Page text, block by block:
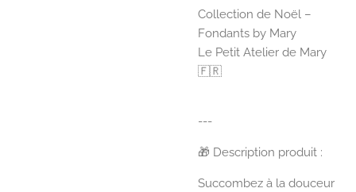
Collection de Noël –
Fondants by Mary
Le Petit Atelier de Mary
🇫🇷
---
🎁 Description produit :
Succombez à la douceur